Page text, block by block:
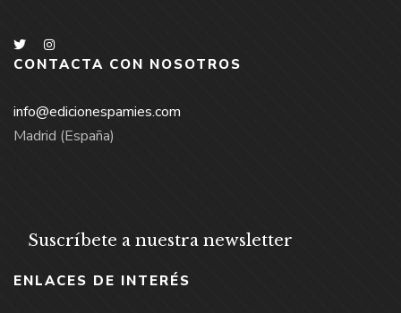
CONTACTA CON NOSOTROS
info@edicionespamies.com
Madrid (España)
Suscríbete a nuestra newsletter
ENLACES DE INTERÉS